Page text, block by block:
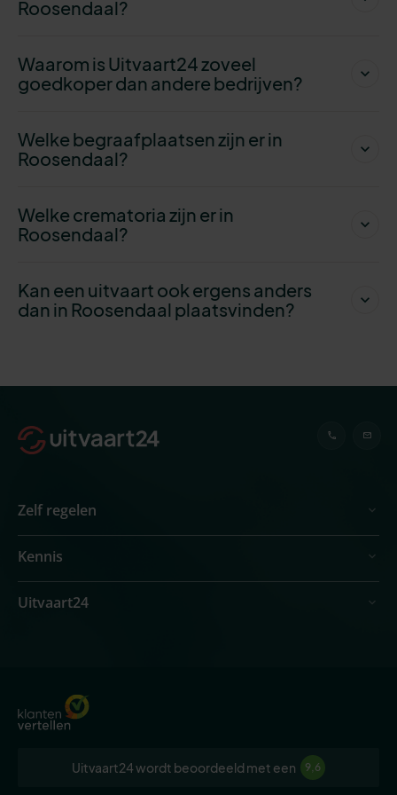
Roosendaal?
Waarom is Uitvaart24 zoveel
goedkoper dan andere bedrijven?
Welke begraafplaatsen zijn er in
Roosendaal?
Welke crematoria zijn er in
Roosendaal?
Kan een uitvaart ook ergens anders
dan in Roosendaal plaatsvinden?
Zelf regelen
Kennis
Uitvaart24
Uitvaart24 wordt beoordeeld met een 9,6